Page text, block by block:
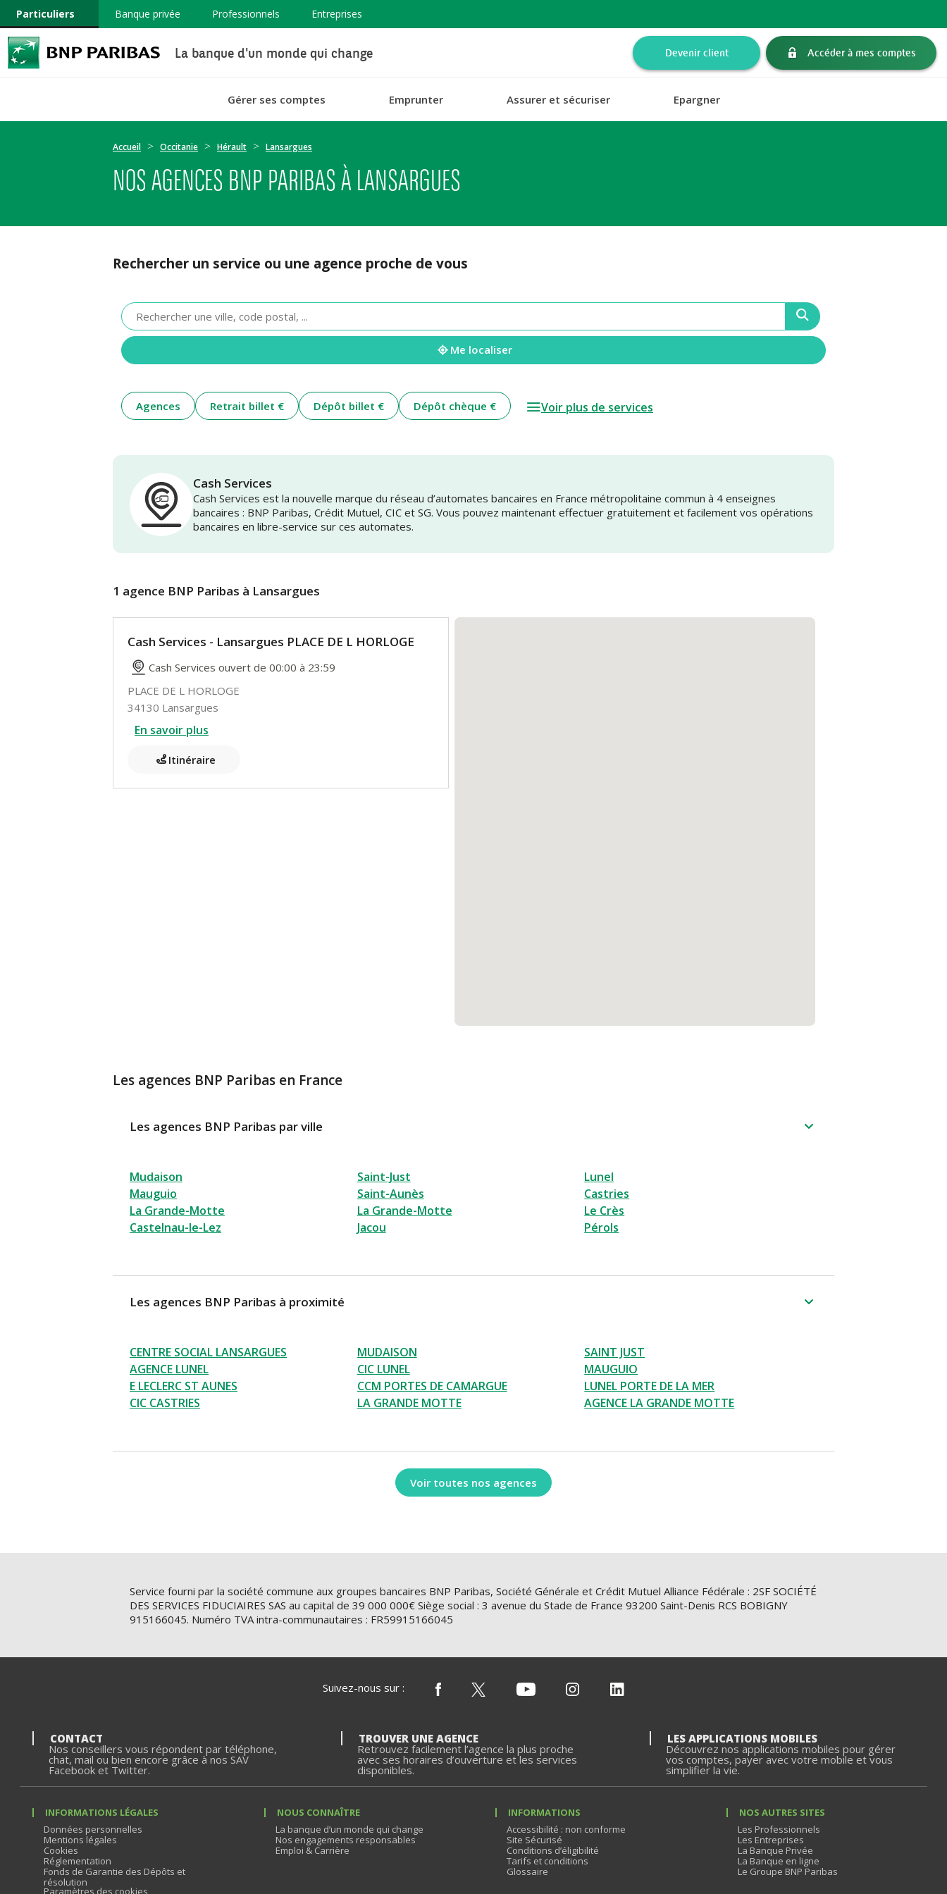
Particuliers Banque privée Professionnels Entreprises
La banque d'un monde qui change Devenir client Accéder à mes comptes
Gérer ses comptes Emprunter Assurer et sécuriser Epargner
Accueil Occitanie Hérault Lansargues
NOS AGENCES BNP PARIBAS À LANSARGUES
Rechercher un service ou une agence proche de vous
Veuillez
renseigner
une
adresse
Me localiser
Agences Retrait billet € Dépôt billet € Dépôt chèque € Voir plus de services
Cash Services
Cash Services est la nouvelle marque du réseau d’automates bancaires en France métropolitaine commun à 4 enseignes
bancaires : BNP Paribas, Crédit Mutuel, CIC et SG. Vous pouvez maintenant effectuer gratuitement et facilement vos opérations
bancaires en libre-service sur ces automates.
1 agence BNP Paribas à Lansargues
Cash Services - Lansargues PLACE DE L HORLOGE
Cash Services ouvert de 00:00 à 23:59
PLACE DE L HORLOGE
34130 Lansargues
En savoir plus
Itinéraire
Les agences BNP Paribas en France
Les agences BNP Paribas par ville
Mudaison Saint-Just
Lunel
Mauguio
Saint-Aunès
Castries
La Grande-Motte
La Grande-Motte
Le Crès
Castelnau-le-Lez
Jacou Pérols
Les agences BNP Paribas à proximité
CENTRE SOCIAL LANSARGUES MUDAISON
SAINT JUST
AGENCE LUNEL
CIC LUNEL
MAUGUIO
E LECLERC ST AUNES
CCM PORTES DE CAMARGUE
LUNEL PORTE DE LA MER
CIC CASTRIES
LA GRANDE MOTTE AGENCE LA GRANDE MOTTE
Voir toutes nos agences
Service fourni par la société commune aux groupes bancaires BNP Paribas, Société Générale et Crédit Mutuel Alliance Fédérale : 2SF SOCIÉTÉ
DES SERVICES FIDUCIAIRES SAS au capital de 39 000 000€ Siège social : 3 avenue du Stade de France 93200 Saint-Denis RCS BOBIGNY
915166045. Numéro TVA intra-communautaires : FR59915166045
Suivez-nous sur :
CONTACT
Nos conseillers vous répondent par téléphone,
chat, mail ou bien encore grâce à nos SAV
Facebook et Twitter.
TROUVER UNE AGENCE
Retrouvez facilement l’agence la plus proche
avec ses horaires d’ouverture et les services
disponibles.
LES APPLICATIONS MOBILES
Découvrez nos applications mobiles pour gérer
vos comptes, payer avec votre mobile et vous
simplifier la vie.
INFORMATIONS LÉGALES
Données personnelles
Mentions légales
Cookies
Réglementation
Fonds de Garantie des Dépôts et
résolution
Paramètres des cookies
NOUS CONNAÎTRE
La banque d’un monde qui change
Nos engagements responsables
Emploi & Carrière
INFORMATIONS
Accessibilité : non conforme
Site Sécurisé
Conditions d’éligibilité
Tarifs et conditions
Glossaire
NOS AUTRES SITES
Les Professionnels
Les Entreprises
La Banque Privée
La Banque en ligne
Le Groupe BNP Paribas